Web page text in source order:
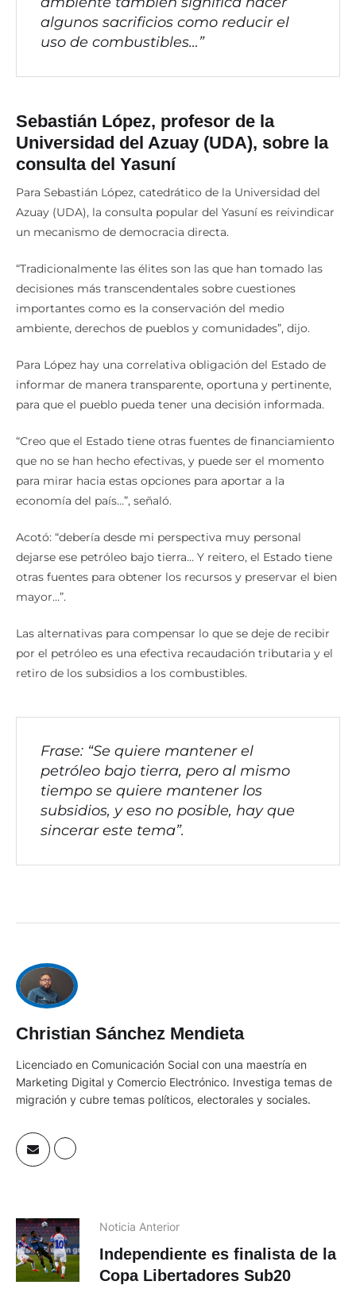
algunos sacrificios como reducir el
uso de combustibles…”
Sebastián López, profesor de la
Universidad del Azuay (UDA), sobre la
consulta del Yasuní
Para Sebastián López, catedrático de la Universidad del
Azuay (UDA), la consulta popular del Yasuní es reivindicar
un mecanismo de democracia directa.
“Tradicionalmente las élites son las que han tomado las
decisiones más transcendentales sobre cuestiones
importantes como es la conservación del medio
ambiente, derechos de pueblos y comunidades”, dijo.
Para López hay una correlativa obligación del Estado de
informar de manera transparente, oportuna y pertinente,
para que el pueblo pueda tener una decisión informada.
“Creo que el Estado tiene otras fuentes de financiamiento
que no se han hecho efectivas, y puede ser el momento
para mirar hacia estas opciones para aportar a la
economía del país…”, señaló.
Acotó: “debería desde mi perspectiva muy personal
dejarse ese petróleo bajo tierra… Y reitero, el Estado tiene
otras fuentes para obtener los recursos y preservar el bien
mayor…”.
Las alternativas para compensar lo que se deje de recibir
por el petróleo es una efectiva recaudación tributaria y el
retiro de los subsidios a los combustibles.
Frase: “Se quiere mantener el
petróleo bajo tierra, pero al mismo
tiempo se quiere mantener los
subsidios, y eso no posible, hay que
sincerar este tema”.
Christian Sánchez Mendieta
Licenciado en Comunicación Social con una maestría en
Marketing Digital y Comercio Electrónico. Investiga temas de
migración y cubre temas políticos, electorales y sociales.
Noticia Anterior
Independiente es finalista de la
Copa Libertadores Sub20